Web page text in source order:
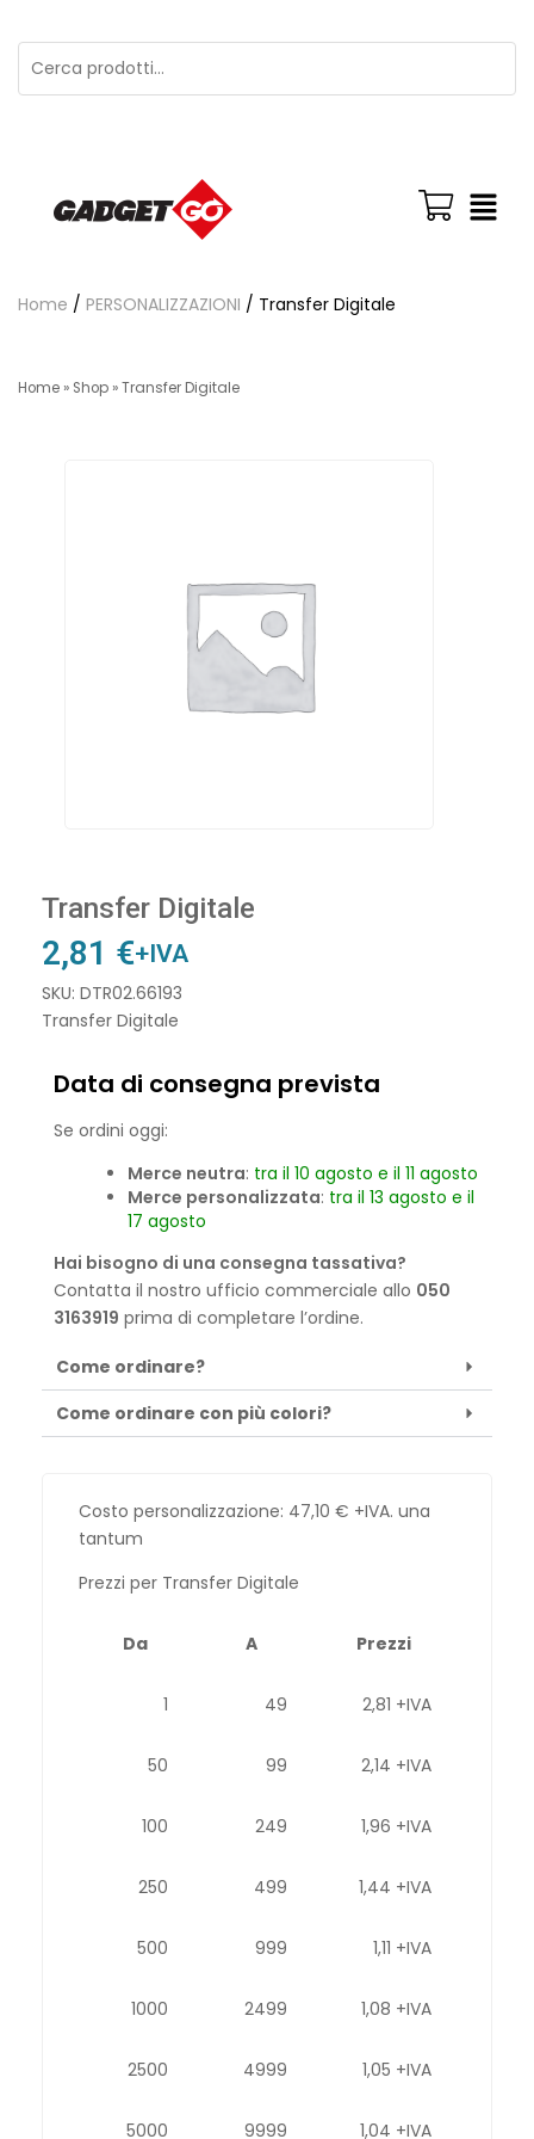
Home / PERSONALIZZAZIONI / Transfer Digitale
Home » Shop »Transfer Digitale
Transfer Digitale
2,81 €+IVA
SKU: DTR02.66193
Transfer Digitale
Data di consegna prevista
Se ordini oggi:
Merce neutra: tra il 10 agosto e il 11 agosto
Merce personalizzata: tra il 13 agosto e il
17 agosto
Hai bisogno di una consegna tassativa?
Contatta il nostro ufficio commerciale allo 050
3163919 prima di completare l’ordine.
Come ordinare?
Come ordinare con più colori?
Costo personalizzazione: 47,10 € +IVA. una
tantum
Prezzi per Transfer Digitale
Da A Prezzi
1 49 2,81 +IVA
50 99 2,14 +IVA
100 249 1,96 +IVA
250 499 1,44 +IVA
500 999 1,11 +IVA
1000 2499 1,08 +IVA
2500 4999 1,05 +IVA
5000 9999 1,04 +IVA